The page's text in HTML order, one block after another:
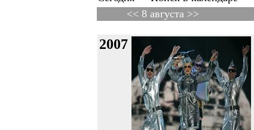
<< 8 августа >>
2007